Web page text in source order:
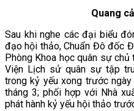
Quang
Sau khi nghe các đại biểu
đạo hội thảo, Chuẩn Đô đốc
Phòng Khoa học quân sự
Viện Lịch sử quân sự tập
trong kỷ yếu xong trước
tháng 3; phối hợp với Nhà
phát hành kỷ yếu hội thảo